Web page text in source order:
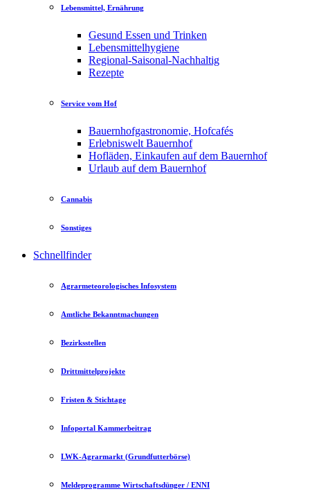
Lebensmittel, Ernährung
Gesund Essen und Trinken
Lebensmittelhygiene
Regional-Saisonal-Nachhaltig
Rezepte
Service vom Hof
Bauernhofgastronomie, Hofcafés
Erlebniswelt Bauernhof
Hofläden, Einkaufen auf dem Bauernhof
Urlaub auf dem Bauernhof
Cannabis
Sonstiges
Schnellfinder
Agrarmeteorologisches Infosystem
Amtliche Bekanntmachungen
Bezirksstellen
Drittmittelprojekte
Fristen & Stichtage
Infoportal Kammerbeitrag
LWK-Agrarmarkt (Grundfutterbörse)
Meldeprogramme Wirtschaftsdünger / ENNI